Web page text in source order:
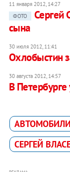
11 января 2012, 14:27
ФОТО
Сергей
сына
30 июля 2012, 11:41
Охлобыстин
30 августа 2012, 14:57
В
АВТОМОБИЛИ
СЕРГЕЙ